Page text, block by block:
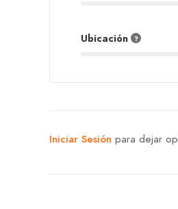
Ubicación
Iniciar Sesión para dejar